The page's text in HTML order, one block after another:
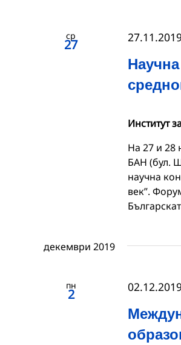
ср
27
Институт
На 27 и 28
БАН (бул.
научна
век”.
декември 2019
пн
2